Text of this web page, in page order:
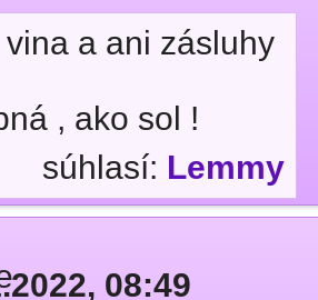
a ani zásluhy
, ako sol !
súhlasí: Lemmy
08:49